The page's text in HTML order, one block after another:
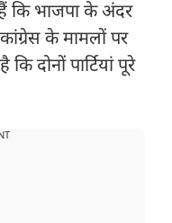
कि भाजपा के अंदर
के मामलों पर
दोनों पार्टियां पूरे